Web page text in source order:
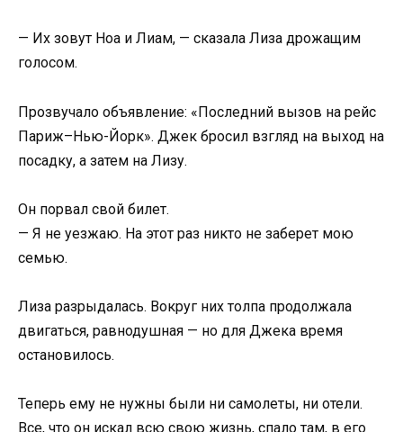
— Их зовут Ноа и Лиам, — сказала Лиза дрожащим
голосом.
Прозвучало объявление: «Последний вызов на рейс
Париж–Нью-Йорк». Джек бросил взгляд на выход на
посадку, а затем на Лизу.
Он порвал свой билет.
— Я не уезжаю. На этот раз никто не заберет мою
семью.
Лиза разрыдалась. Вокруг них толпа продолжала
двигаться, равнодушная — но для Джека время
остановилось.
Теперь ему не нужны были ни самолеты, ни отели.
Все, что он искал всю свою жизнь, спало там, в его